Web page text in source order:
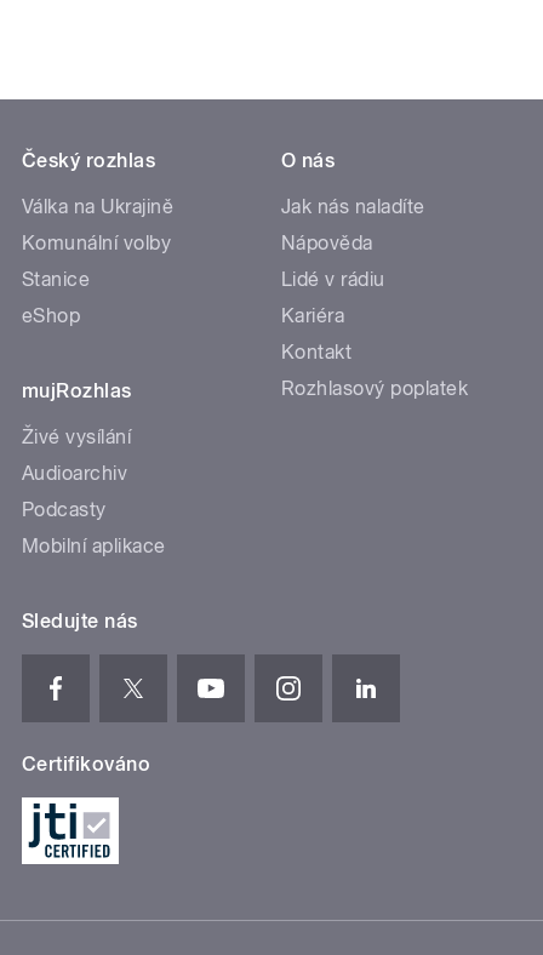
Český rozhlas
Válka na Ukrajině
Komunální volby
Stanice
eShop
mujRozhlas
Živé vysílání
Audioarchiv
Podcasty
Mobilní aplikace
O nás
Jak nás naladíte
Nápověda
Lidé v rádiu
Kariéra
Kontakt
Rozhlasový poplatek
Sledujte nás
Certifikováno